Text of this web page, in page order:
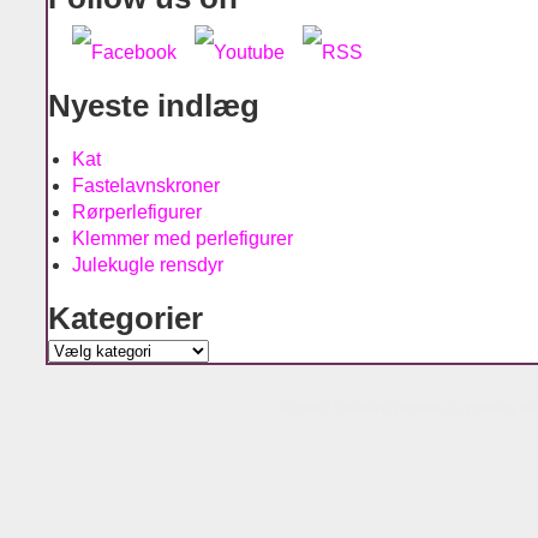
Nyeste indlæg
Kat
Fastelavnskroner
Rørperlefigurer
Klemmer med perlefigurer
Julekugle rensdyr
Kategorier
Kategorier